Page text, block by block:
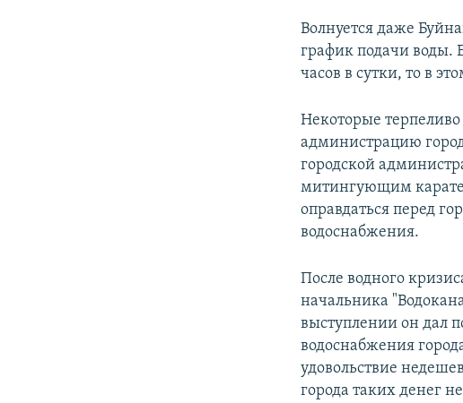
Волнуется даже
график подачи воды.
часов в сутки, то в
Некоторые
администрацию
городской
митингующим
оправдаться перед
водоснабжения.
После водного
начальника
выступлении он дал
водоснабжения
удовольствие
города таких денег